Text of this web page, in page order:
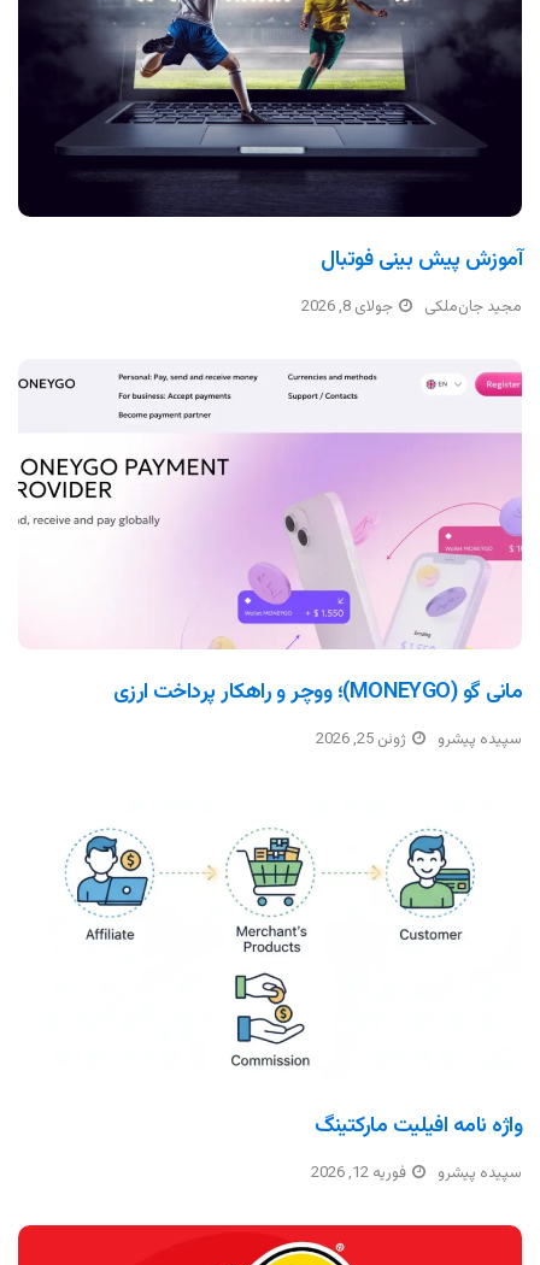
آموزش پیش بینی فوتبال
مجید جان‌ملکی جولای 8, 2026
مانی گو (MONEYGO)؛ ووچر و راهکار پرداخت ارزی
سپیده پیشرو ژوئن 25, 2026
واژه نامه افیلیت مارکتینگ
سپیده پیشرو فوریه 12, 2026